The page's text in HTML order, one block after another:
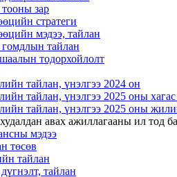
зар
стратеги
мэдээ, тайлан
тайлан
тодорхойлолт
тайлан, үнэлгээ 2024 он
тайлан, үнэлгээ 2025 оны
тайлан, үнэлгээ 2025 оны
авах ажиллагааны ил тод
мэдээ
төсөв
тайлан
тайлан